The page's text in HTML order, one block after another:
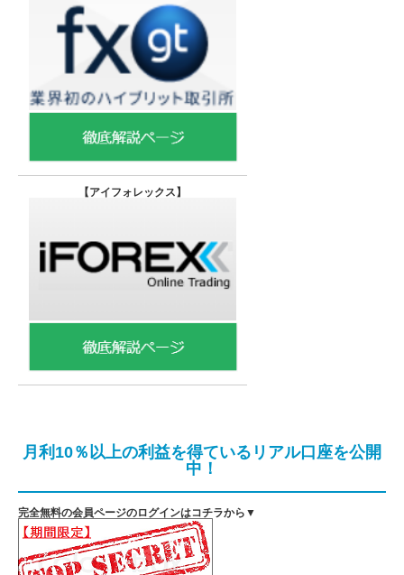
【アイフォレックス】
月利10％以上の利益を得ているリアル口座を公開
中！
完全無料の会員ページのログインはコチラから▼